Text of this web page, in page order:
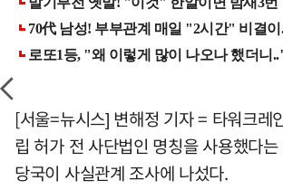
[서울=뉴시스] 변해정 기자 = 타워크레
립 허가 전 사단법인 명칭을 사용했다
당국이 사실관계 조사에 나섰다.